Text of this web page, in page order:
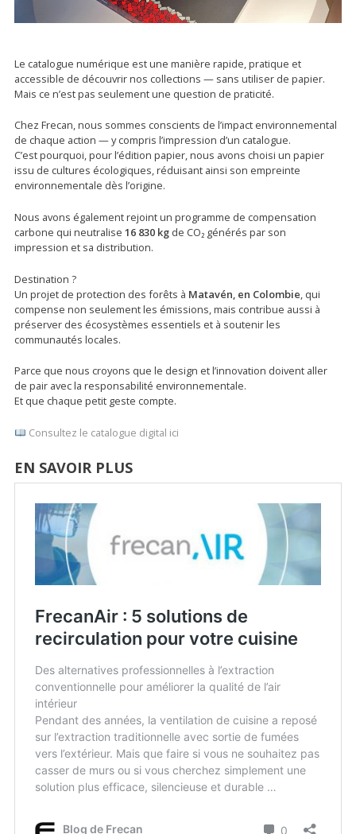
Le catalogue numérique est une manière rapide, pratique et
accessible de découvrir nos collections — sans utiliser de papier.
Mais ce n’est pas seulement une question de praticité.
Chez Frecan, nous sommes conscients de l’impact environnemental
de chaque action — y compris l’impression d’un catalogue.
C’est pourquoi, pour l’édition papier, nous avons choisi un papier
issu de cultures écologiques, réduisant ainsi son empreinte
environnementale dès l’origine.
Nous avons également rejoint un programme de compensation
carbone qui neutralise 16 830 kg de CO₂ générés par son
impression et sa distribution.
Destination ?
Un projet de protection des forêts à Matavén, en Colombie, qui
compense non seulement les émissions, mais contribue aussi à
préserver des écosystèmes essentiels et à soutenir les
communautés locales.
Parce que nous croyons que le design et l’innovation doivent aller
de pair avec la responsabilité environnementale.
Et que chaque petit geste compte.
Consultez le catalogue digital ici
EN SAVOIR PLUS